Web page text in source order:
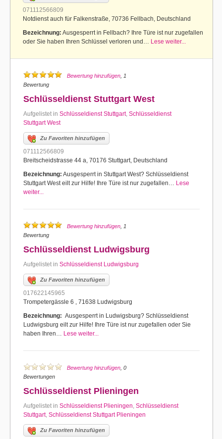
071112566809
Notdienst auch für Falkenstraße, 70736 Fellbach, Deutschland
Bezeichnung: Ausgesperrt in Fellbach? Ihre Türe ist nur zugefallen
oder Sie haben Ihren Schlüssel verloren und… Lese weiter...
Bewertung hinzufügen , 1
Bewertung
Schlüsseldienst Stuttgart West
Aufgelistet in Schlüsseldienst Stuttgart, Schlüsseldienst
Stuttgart West
Zu Favoriten hinzufügen
071112566809
Breitscheidstrasse 44 a, 70176 Stuttgart, Deutschland
Bezeichnung: Ausgesperrt in Stuttgart West? Schlüsseldienst
Stuttgart West eilt zur Hilfe! Ihre Türe ist nur zugefallen… Lese
weiter...
Bewertung hinzufügen , 1
Bewertung
Schlüsseldienst Ludwigsburg
Aufgelistet in Schlüsseldienst Ludwigsburg
Zu Favoriten hinzufügen
017622145965
Trompetergässle 6 , 71638 Ludwigsburg
Bezeichnung: Ausgesperrt in Ludwigsburg? Schlüsseldienst
Ludwigsburg eilt zur Hilfe! Ihre Türe ist nur zugefallen oder Sie
haben Ihren… Lese weiter...
Bewertung hinzufügen , 0
Bewertungen
Schlüsseldienst Plieningen
Aufgelistet in Schlüsseldienst Plieningen, Schlüsseldienst
Stuttgart, Schlüsseldienst Stuttgart Plieningen
Zu Favoriten hinzufügen